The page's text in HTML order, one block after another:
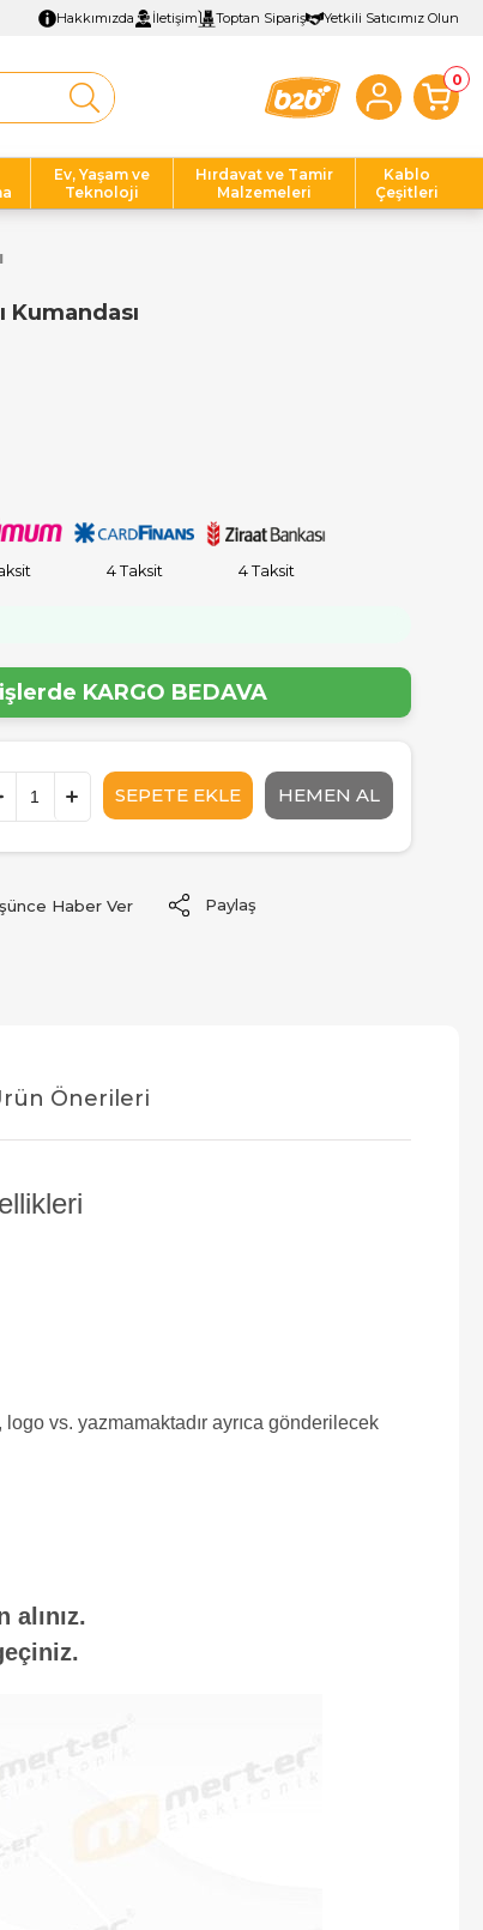
Hakkımızda İletişim Toptan Sipariş Yetkili Satıcımız Olun
0
Ev, Yaşam ve
Teknoloji
Hırdavat ve Tamir
Malzemeleri
Kablo
Çeşitleri
Kumandası
4 Taksit 4 Taksit
KARGO BEDAVA
Haber Ver Paylaş
Önerileri
vs. yazmamaktadır ayrıca gönderilecek
alınız.